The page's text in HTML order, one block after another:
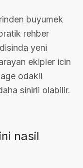
buyumek
rehber
yeni
ekipler icin
odakli
sinirli olabilir.
nasil